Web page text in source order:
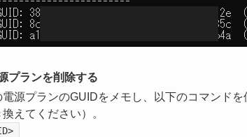
プランを削除する
電源プランのGUIDをメモし、以下のコマンド
えてください）。